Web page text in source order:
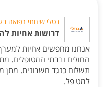
נטלי שירותי רפואה
דרושות אחיות
אנחנו מחפשים אחיות
החולים ובבתי המטופלים.
תשלום כנגד חשבונית. מתן
למטופל.